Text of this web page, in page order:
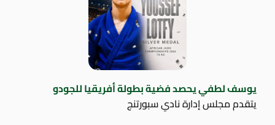
يوسف لطفي يحصد فضية بطولة أفريقيا للجودو
يتقدم مجلس إدارة نادي سبورتنج